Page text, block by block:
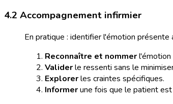
4.2 Accompagnement infirmier
En pratique : identifier l'émotion
Reconnaître et nommerl'émotion
Validerle ressenti sans le
Explorerles craintes spécifiques.
Informerune fois que le patient